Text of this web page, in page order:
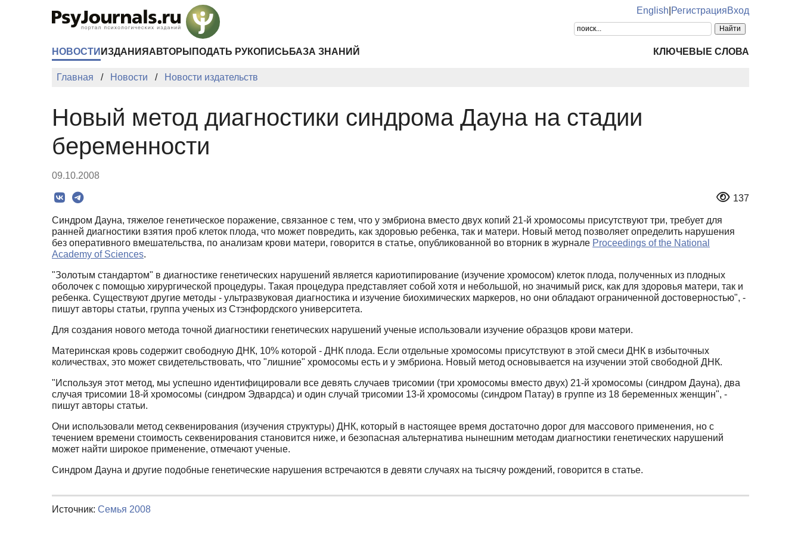
English РегистрацияВход
НОВОСТИ ИЗДАНИЯ АВТОРЫ ПОДАТЬ РУКОПИСЬ БАЗА ЗНАНИЙ КЛЮЧЕВЫЕ СЛОВА
Главная Новости Новости издательств
Новый метод диагностики синдрома Дауна на стадии
беременности
09.10.2008
137
Синдром Дауна, тяжелое генетическое поражение, связанное с тем, что у эмбриона вместо двух копий 21-й хромосомы присутствуют три, требует для
ранней диагностики взятия проб клеток плода, что может повредить, как здоровью ребенка, так и матери. Новый метод позволяет определить нарушения
без оперативного вмешательства, по анализам крови матери, говорится в статье, опубликованной во вторник в журнале Proceedings of the National
Academy of Sciences.
"Золотым стандартом" в диагностике генетических нарушений является кариотипирование (изучение хромосом) клеток плода, полученных из плодных
оболочек с помощью хирургической процедуры. Такая процедура представляет собой хотя и небольшой, но значимый риск, как для здоровья матери, так и
ребенка. Существуют другие методы - ультразвуковая диагностика и изучение биохимических маркеров, но они обладают ограниченной достоверностью", -
пишут авторы статьи, группа ученых из Стэнфордского университета.
Для создания нового метода точной диагностики генетических нарушений ученые использовали изучение образцов крови матери.
Материнская кровь содержит свободную ДНК, 10% которой - ДНК плода. Если отдельные хромосомы присутствуют в этой смеси ДНК в избыточных
количествах, это может свидетельствовать, что "лишние" хромосомы есть и у эмбриона. Новый метод основывается на изучении этой свободной ДНК.
"Используя этот метод, мы успешно идентифицировали все девять случаев трисомии (три хромосомы вместо двух) 21-й хромосомы (синдром Дауна), два
случая трисомии 18-й хромосомы (синдром Эдвардса) и один случай трисомии 13-й хромосомы (синдром Патау) в группе из 18 беременных женщин", -
пишут авторы статьи.
Они использовали метод секвенирования (изучения структуры) ДНК, который в настоящее время достаточно дорог для массового применения, но с
течением времени стоимость секвенирования становится ниже, и безопасная альтернатива нынешним методам диагностики генетических нарушений
может найти широкое применение, отмечают ученые.
Синдром Дауна и другие подобные генетические нарушения встречаются в девяти случаях на тысячу рождений, говорится в статье.
Источник: Семья 2008